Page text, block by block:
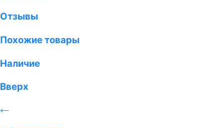
Отзывы
Похожие товары
Наличие
Вверх